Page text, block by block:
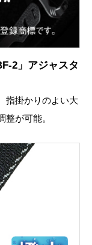
2」アジャスタ
指掛かりのよい大
が可能。